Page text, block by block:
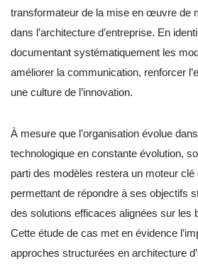
transformateur de la mise en œuvre de
dans l’architecture d’entreprise. En
documentant systématiquement les
améliorer la communication, renforcer
une culture de l’innovation.
À mesure que l’organisation évolue
technologique en constante évolution,
parti des modèles restera un moteur
permettant de répondre à ses objectifs
des solutions efficaces alignées sur les
Cette étude de cas met en évidence
approches structurées en architecture